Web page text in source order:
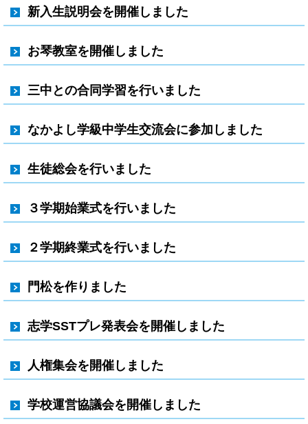
新入生説明会を開催しました
お琴教室を開催しました
三中との合同学習を行いました
なかよし学級中学生交流会に参加しました
生徒総会を行いました
３学期始業式を行いました
２学期終業式を行いました
門松を作りました
志学SSTプレ発表会を開催しました
人権集会を開催しました
学校運営協議会を開催しました